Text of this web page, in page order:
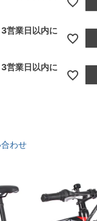
営業日以内に
営業日以内に
わせ